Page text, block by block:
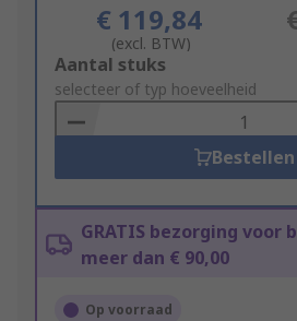
€ 119,84
(excl. BTW)
Add
to
Basket
Aantal stuks
selecteer of typ hoeveelheid
Bestellen
GRATIS bezorging voor
meer dan € 90,00
Op voorraad